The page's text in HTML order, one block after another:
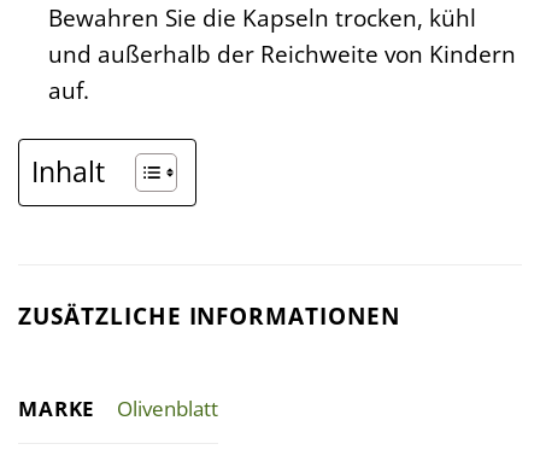
Bewahren Sie die Kapseln trocken, kühl
und außerhalb der Reichweite von Kindern
auf.
Inhalt
ZUSÄTZLICHE INFORMATIONEN
MARKE Olivenblatt